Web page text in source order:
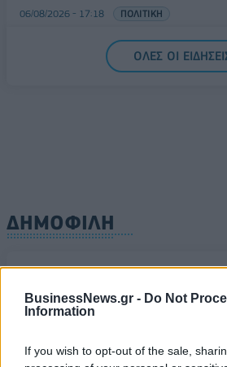
BusinessNews.gr - Do Not
Information
If you wish to opt-out of the sale,
06/08/2026 - 17:18 ΠΟΛΙΤΙΚΗ
ΟΛΕΣ ΟΙ
ΔΗΜΟΦΙΛΗ
Β.Σ. Καρούλιας: Τζίρος 98,7 εκατ.
αύξηση κερδών 57% - Τα νέα
& non alcohol
18η συνεχόμενη χρονιά για τον